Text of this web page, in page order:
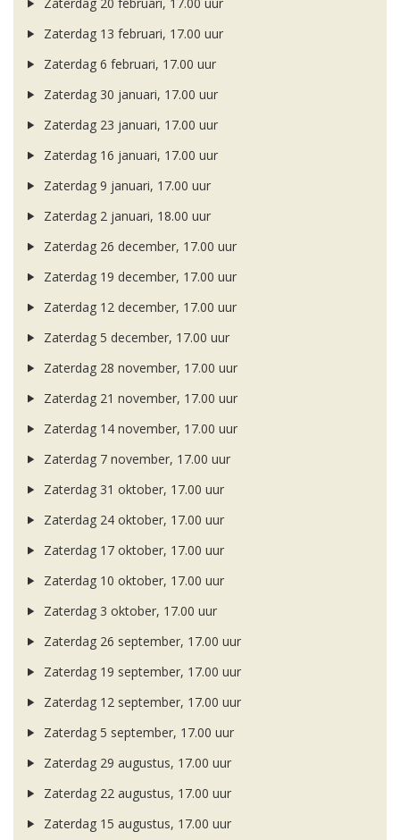
Zaterdag 20 februari, 17.00 uur
Zaterdag 13 februari, 17.00 uur
Zaterdag 6 februari, 17.00 uur
Zaterdag 30 januari, 17.00 uur
Zaterdag 23 januari, 17.00 uur
Zaterdag 16 januari, 17.00 uur
Zaterdag 9 januari, 17.00 uur
Zaterdag 2 januari, 18.00 uur
Zaterdag 26 december, 17.00 uur
Zaterdag 19 december, 17.00 uur
Zaterdag 12 december, 17.00 uur
Zaterdag 5 december, 17.00 uur
Zaterdag 28 november, 17.00 uur
Zaterdag 21 november, 17.00 uur
Zaterdag 14 november, 17.00 uur
Zaterdag 7 november, 17.00 uur
Zaterdag 31 oktober, 17.00 uur
Zaterdag 24 oktober, 17.00 uur
Zaterdag 17 oktober, 17.00 uur
Zaterdag 10 oktober, 17.00 uur
Zaterdag 3 oktober, 17.00 uur
Zaterdag 26 september, 17.00 uur
Zaterdag 19 september, 17.00 uur
Zaterdag 12 september, 17.00 uur
Zaterdag 5 september, 17.00 uur
Zaterdag 29 augustus, 17.00 uur
Zaterdag 22 augustus, 17.00 uur
Zaterdag 15 augustus, 17.00 uur